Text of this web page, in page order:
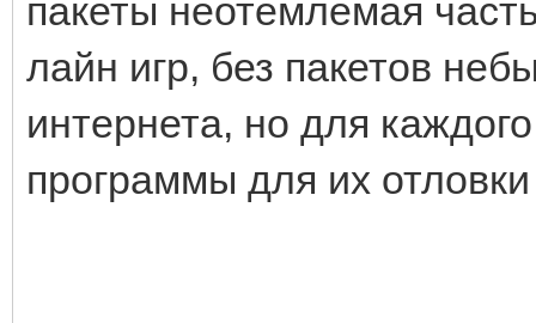
пакеты неотемлемая
лайн игр, без пакетов
интернета, но для
программы для их отловки